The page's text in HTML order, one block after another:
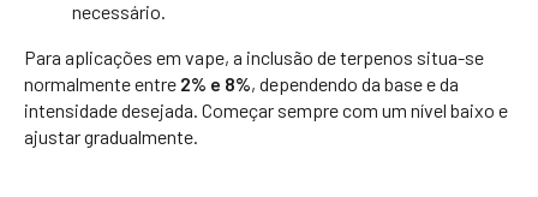
necessário.
Para aplicações em vape, a inclusão de terpenos situa-se
normalmente entre 2% e 8%, dependendo da base e da
intensidade desejada. Começar sempre com um nível baixo e
ajustar gradualmente.